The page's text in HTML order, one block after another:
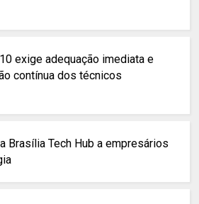
exige adequação imediata e
contínua dos técnicos
Brasília Tech Hub a empresários